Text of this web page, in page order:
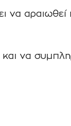
αραιωθεί
να